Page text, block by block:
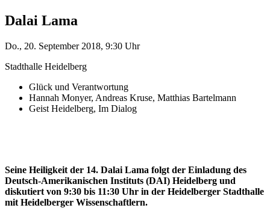
Dalai Lama
Do., 20. September 2018, 9:30 Uhr
Stadthalle Heidelberg
Glück und Verantwortung
Hannah Monyer, Andreas Kruse, Matthias Bartelmann
Geist Heidelberg, Im Dialog
Seine Heiligkeit der 14. Dalai Lama folgt der Einladung des
Deutsch-Amerikanischen Instituts (DAI) Heidelberg und
diskutiert von 9:30 bis 11:30 Uhr in der Heidelberger Stadthalle
mit Heidelberger Wissenschaftlern.